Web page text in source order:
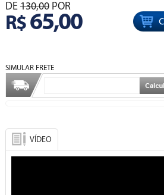
DE 130,00POR
R$65,00
SIMULAR FRETE
VÍDEO